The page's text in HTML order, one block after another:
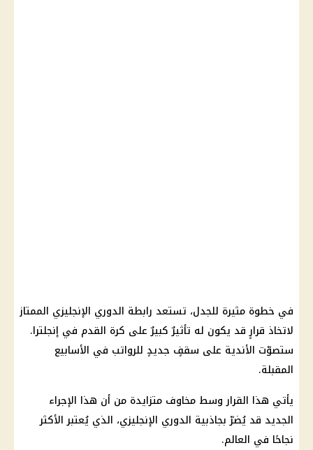
في خطوة مثيرة للجدل، تستعد رابطة الدوري الإنجليزي الممتاز
لاتخاذ قرارٍ قد يكون له تأثيرٌ كبيرٌ على كرة القدم في إنجلترا.
ستصوّت الأندية على سقفٍ جديدٍ للرواتب في الأسابيع
المقبلة.
يأتي هذا القرار وسط مخاوف متزايدة من أن هذا الإجراء
الجديد قد يُضرّ بجاذبية الدوري الإنجليزي، الذي يُعتبر الأكثر
نجاحًا في العالم.